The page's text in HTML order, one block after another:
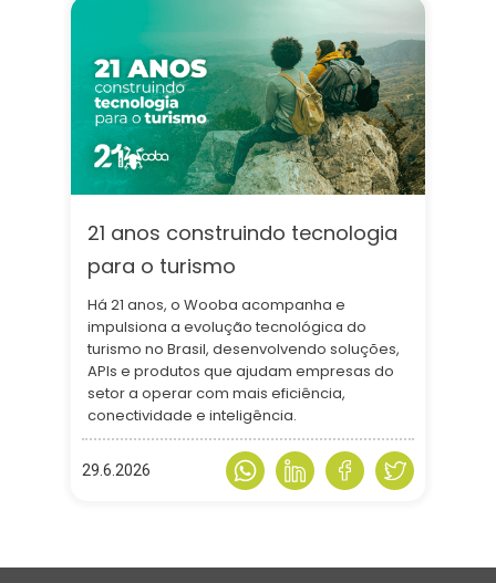
21 anos construindo tecnologia
para o turismo
Há 21 anos, o Wooba acompanha e
impulsiona a evolução tecnológica do
turismo no Brasil, desenvolvendo soluções,
APIs e produtos que ajudam empresas do
setor a operar com mais eficiência,
conectividade e inteligência.
29.6.2026